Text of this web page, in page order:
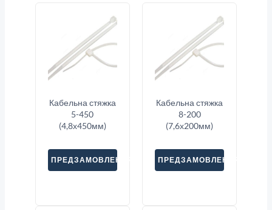
Кабельна стяжка
5-450
(4,8х450мм)
ПРЕДЗАМОВЛЕННЯ
Кабельна стяжка
8-200
(7,6х200мм)
ПРЕДЗАМОВЛЕННЯ